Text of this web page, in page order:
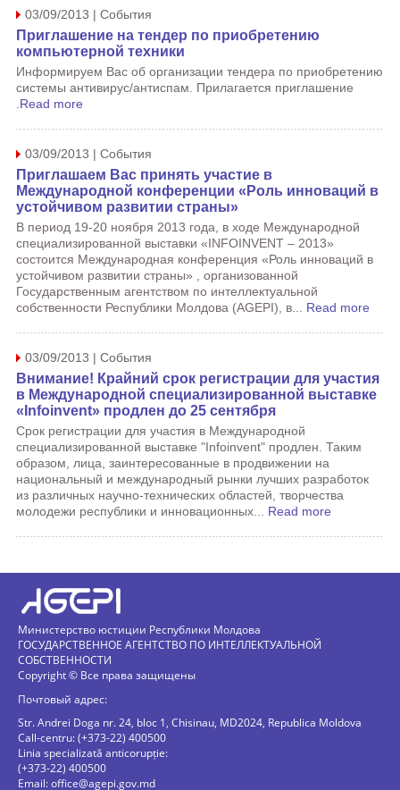
03/09/2013 | События
Приглашение на тендер по приобретению
компьютерной техники
Информируем Вас об организации тендера по приобретению
системы антивирус/антиспам. Прилагается приглашение
Read more
03/09/2013 | События
Приглашаем Вас принять участие в
Международной конференции «Роль инноваций в
устойчивом развитии страны»
В период 19-20 ноября 2013 года, в ходе Международной
специализированной выставки «INFOINVENT – 2013»
состоится Международная конференция «Роль инноваций в
устойчивом развитии страны» , организованной
Государственным агентством по интеллектуальной
собственности Республики Молдова (AGEPI), в... Read more
03/09/2013 | События
Внимание! Крайний срок регистрации для участия
в Международной специализированной выставке
«Infoinvent» продлен до 25 сентября
Срок регистрации для участия в Международной
специализированной выставке "Infoinvent" продлен. Таким
образом, лица, заинтересованные в продвижении на
национальный и международный рынки лучших разработок
из различных научно-технических областей, творчества
молодежи республики и инновационных... Read more
Министерство юстиции Республики Молдова
ГОСУДАРСТВЕННОЕ АГЕНТСТВО ПО ИНТЕЛЛЕКТУАЛЬНОЙ
СОБСТВЕННОСТИ
Copyright © Все права защищены
Почтовый адрес:
Str. Andrei Doga nr. 24, bloc 1, Chisinau, MD2024, Republica Moldova
Call-centru: (+373-22) 400500
Linia specializată anticorupție:
(+373-22) 400500
Email:office@agepi.gov.md